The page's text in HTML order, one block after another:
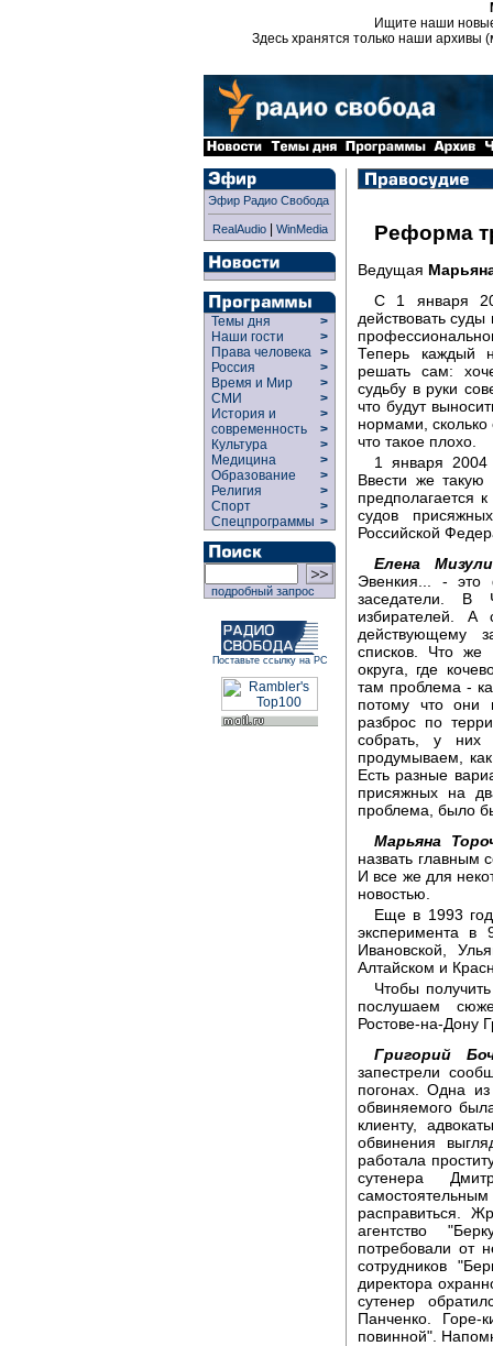
Ищите наши
Здесь хранятся только наши архивы
Эфир Радио Свобода
RealAudio| WinMedia
Темы дня
>
Наши гости
>
Права человека >
Россия
>
Время и Мир
>
СМИ
>
История и
современность
>
>
Культура
>
Медицина
>
Образование
>
Религия
>
Спорт
>
Спецпрограммы >
подробный запрос
Поставьте ссылку на РС
Реформа
Ведущая
С 1 января
действовать
Теперь каждый
решать сам:
судьбу в руки
что будут
нормами,
что такое плохо.
1 января
Ввести же такую
предполагается
судов
Российской
Елена
Эвенкия... - это
заседатели. В
избирателей. А
действующему
списков. Что же
округа, где
там проблема -
потому что они
разброс по
собрать, у них
продумываем,
Есть разные
присяжных на
проблема, было
Марьяна
назвать главным
И все же для
новостью.
Еще в 1993
эксперимента в
Ивановской,
Алтайском и
Чтобы
послушаем
Ростове-на-Дону
Григорий
запестрели
погонах. Одна
обвиняемого
клиенту,
обвинения
работала
сутенера
расправиться.
агентство
потребовали от
сотрудников
директора
сутенер
Панченко.
повинной".